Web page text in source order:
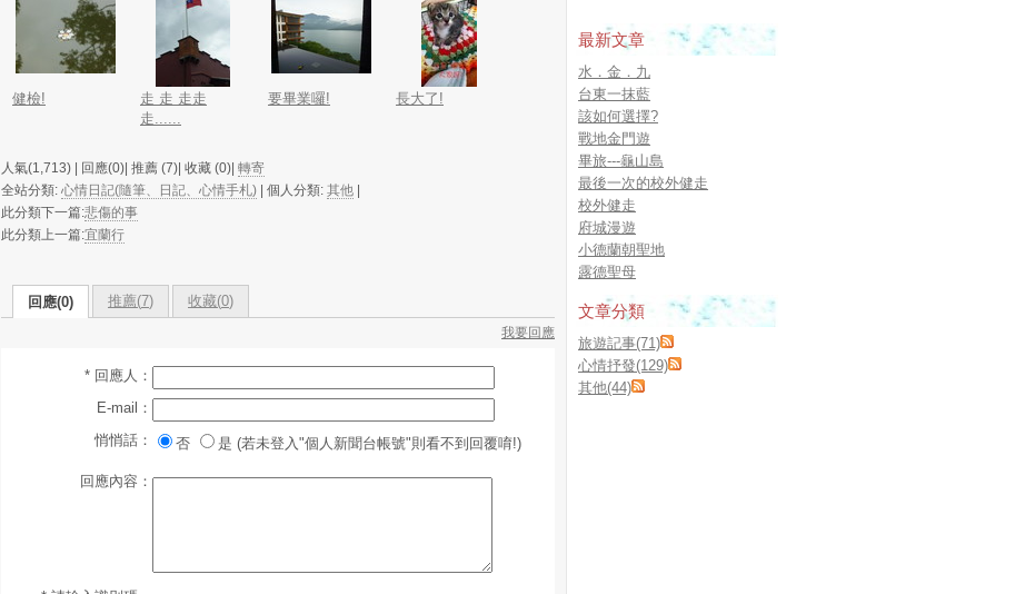
健檢!
走 走 走走
走......
要畢業囉! 長大了!
人氣(1,713) | 回應(0)| 推薦 (7)| 收藏 (0)| 轉寄
全站分類: 心情日記(隨筆、日記、心情手札) | 個人分類: 其他
此分類下一篇:悲傷的事
此分類上一篇:宜蘭行
回應(0) 推薦(7) 收藏(0)
我要回應
* 回應人：
E-mail：
悄悄話：
否 是 (若未登入"個人新聞台帳號"則看不到回覆唷!)
回應內容：
最新文章
水．金．九
台東一抹藍
該如何選擇?
戰地金門遊
畢旅---龜山島
最後一次的校外健走
校外健走
府城漫遊
小德蘭朝聖地
露德聖母
文章分類
旅遊記事(71)
心情抒發(129)
其他(44)